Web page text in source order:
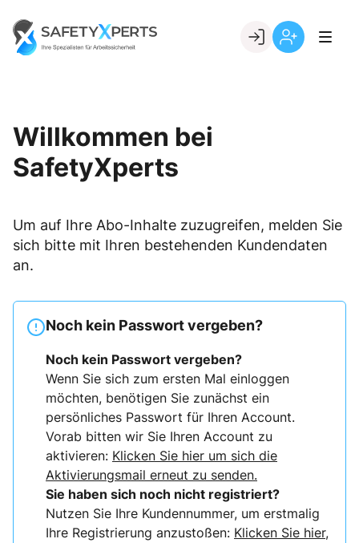
content
Go to landing page.
Willkommen bei
SafetyXperts
Um auf Ihre Abo-Inhalte zuzugreifen, melden Sie
sich bitte mit Ihren bestehenden Kundendaten
an.
Noch kein Passwort vergeben?
Noch kein Passwort vergeben?
Wenn Sie sich zum ersten Mal einloggen
möchten, benötigen Sie zunächst ein
persönliches Passwort für Ihren Account.
Vorab bitten wir Sie Ihren Account zu
aktivieren: Klicken Sie hier um sich die
Aktivierungsmail erneut zu senden.
Sie haben sich noch nicht registriert?
Nutzen Sie Ihre Kundennummer, um erstmalig
Ihre Registrierung anzustoßen: Klicken Sie hier,